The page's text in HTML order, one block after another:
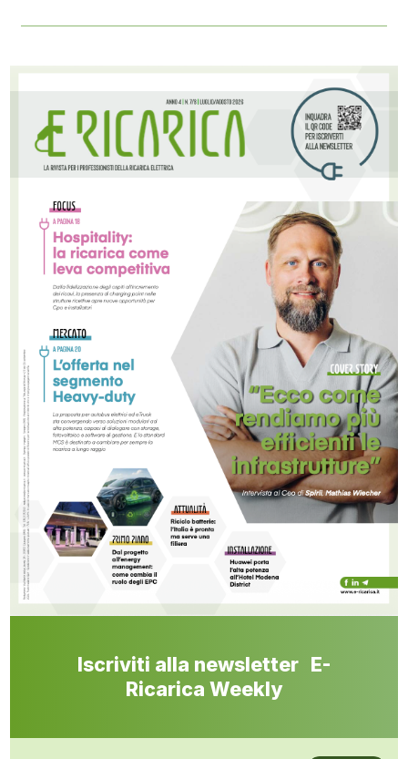
Iscriviti alla newsletter E-
Ricarica Weekly